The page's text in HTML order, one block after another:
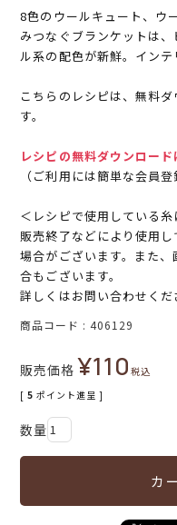
8色のウールキュート、ウ
みつなぐブランケットは
ル系の配色が新鮮。インテ
こちらのレシピは、無料
す。
レシピの無料ダウンロー
（ご利用には簡単な会員登
＜レシピで使用している糸
販売終了などにより使用
場合がございます。また
合もございます。
詳しくはお問い合わせくだ
商品コード 406129
販売価格 ¥110税込
[ 5 ポイント進呈 ]
カ